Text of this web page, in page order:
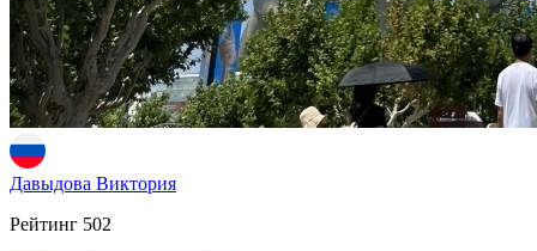
Давыдова Виктория
Рейтинг 502